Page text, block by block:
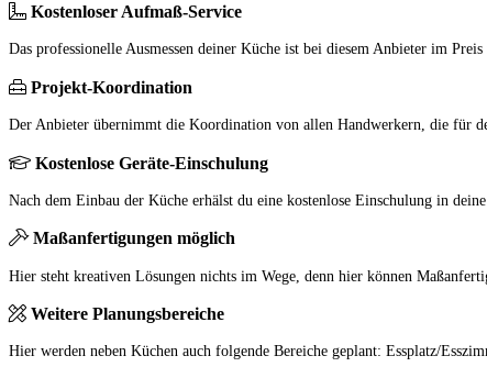
Kostenloser Aufmaß-Service
Das professionelle Ausmessen deiner Küche ist bei diesem Anbieter im
Projekt-Koordination
Der Anbieter übernimmt die Koordination von allen Handwerkern, die für
Kostenlose Geräte-Einschulung
Nach dem Einbau der Küche erhälst du eine kostenlose Einschulung in deine
Maßanfertigungen möglich
Hier steht kreativen Lösungen nichts im Wege, denn hier können
Weitere Planungsbereiche
Hier werden neben Küchen auch folgende Bereiche geplant: Essplatz/